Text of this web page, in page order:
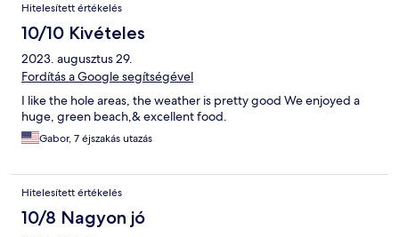
Hitelesített értékelés
10/10 Kivételes
2023. augusztus 29.
Fordítás a Google segítségével
I like the hole areas, the weather is pretty good We enjoyed a
huge, green beach,& excellent food.
Gabor, 7 éjszakás utazás
Hitelesített értékelés
10/8 Nagyon jó